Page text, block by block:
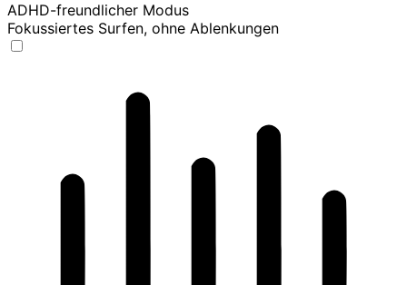
ADHD-freundlicher Modus
Fokussiertes Surfen, ohne Ablenkungen